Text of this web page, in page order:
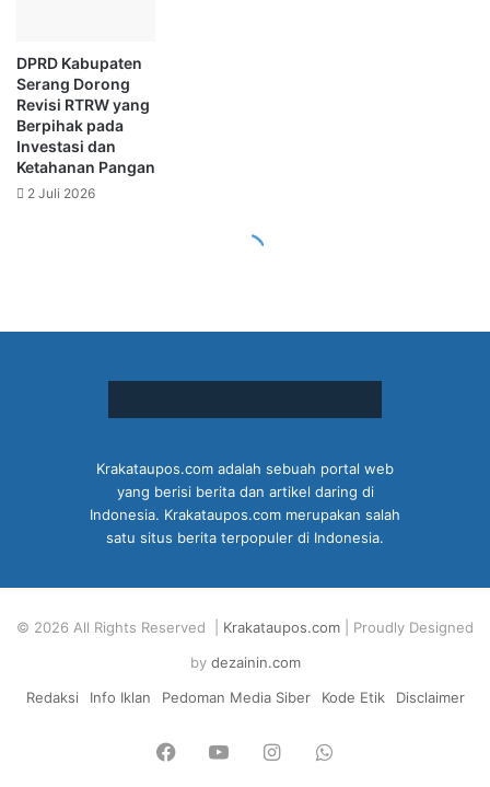
Krakataupos.com adalah sebuah portal web
yang berisi berita dan artikel daring di
Indonesia. Krakataupos.com merupakan salah
satu situs berita terpopuler di Indonesia.
© 2026 All Rights Reserved | Krakataupos.com | Proudly Designed
by dezainin.com
Redaksi
Info Iklan Pedoman Media Siber Kode Etik Disclaimer
FacebookYouTubeInstagramWhatsApp